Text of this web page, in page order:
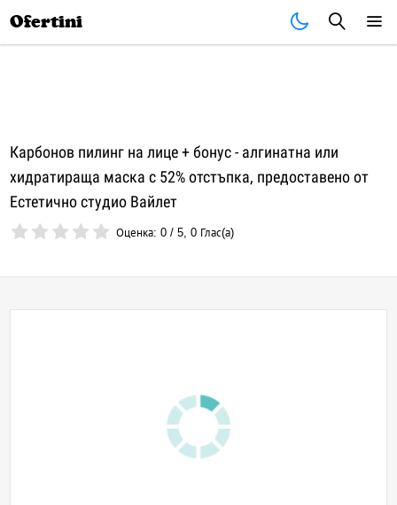
Ofertini
Карбонов пилинг на лице + бонус - алгинатна или
хидратираща маска с 52% отстъпка, предоставено от
Естетично студио Вайлет
Оценка:0 /5,0 Глас(а)